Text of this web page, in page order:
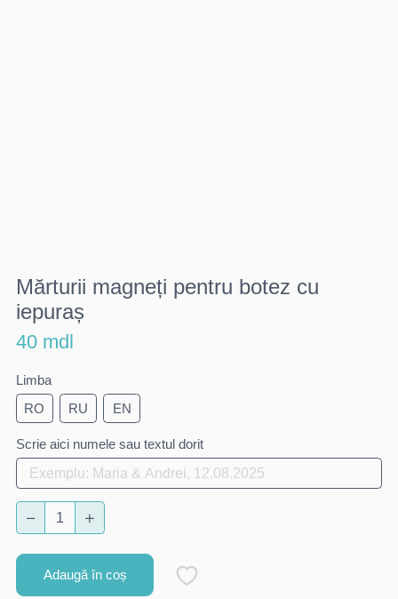
Mărturii magneți pentru botez cu
iepuraș
40 mdl
Limba
RO
RU EN
Scrie aici numele sau textul dorit
Adaugă în coș